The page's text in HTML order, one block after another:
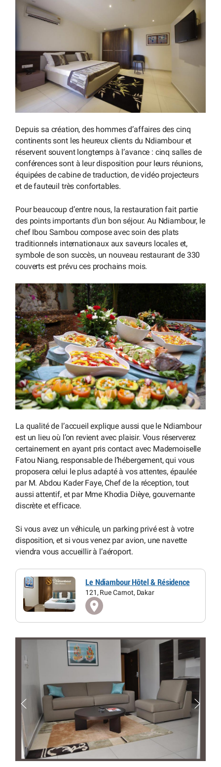
Depuis sa création, des hommes d’affaires des cinq
continents sont les heureux clients du Ndiambour et
réservent souvent longtemps à l’avance : cinq salles de
conférences sont à leur disposition pour leurs réunions,
équipées de cabine de traduction, de vidéo projecteurs
et de fauteuil très confortables.
Pour beaucoup d’entre nous, la restauration fait partie
des points importants d’un bon séjour. Au Ndiambour, le
chef Ibou Sambou compose avec soin des plats
traditionnels internationaux aux saveurs locales et,
symbole de son succès, un nouveau restaurant de 330
couverts est prévu ces prochains mois.
La qualité de l’accueil explique aussi que le Ndiambour
est un lieu où l’on revient avec plaisir. Vous réserverez
certainement en ayant pris contact avec Mademoiselle
Fatou Niang, responsable de l’hébergement, qui vous
proposera celui le plus adapté à vos attentes, épaulée
par M. Abdou Kader Faye, Chef de la réception, tout
aussi attentif, et par Mme Khodia Dièye, gouvernante
discrète et efficace.
Si vous avez un véhicule, un parking privé est à votre
disposition, et si vous venez par avion, une navette
viendra vous accueillir à l’aéroport.
Le Ndiambour Hôtel & Résidence
121, Rue Carnot, Dakar